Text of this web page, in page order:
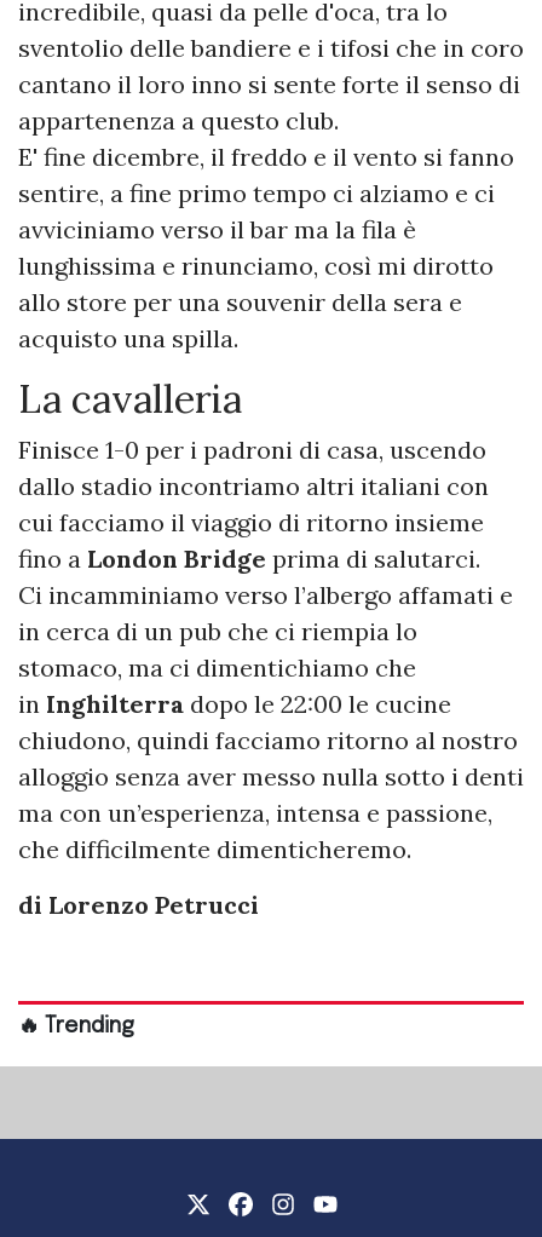
incredibile, quasi da pelle d'oca, tra lo
sventolio delle bandiere e i tifosi che in coro
cantano il loro inno si sente forte il senso di
appartenenza a questo club.
E' fine dicembre, il freddo e il vento si fanno
sentire, a fine primo tempo ci alziamo e ci
avviciniamo verso il bar ma la fila è
lunghissima e rinunciamo, così mi dirotto
allo store per una souvenir della sera e
acquisto una spilla.
La cavalleria
Finisce 1-0 per i padroni di casa, uscendo
dallo stadio incontriamo altri italiani con
cui facciamo il viaggio di ritorno insieme
fino a London Bridge prima di salutarci.
Ci incamminiamo verso l’albergo affamati e
in cerca di un pub che ci riempia lo
stomaco, ma ci dimentichiamo che
in Inghilterra dopo le 22:00 le cucine
chiudono, quindi facciamo ritorno al nostro
alloggio senza aver messo nulla sotto i denti
ma con un’esperienza, intensa e passione,
che difficilmente dimenticheremo.
di Lorenzo Petrucci
🔥 Trending